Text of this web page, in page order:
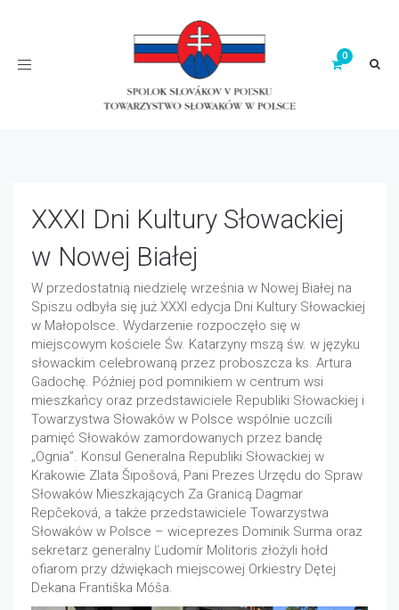
Toggle
XXXI Dni Kultury Słowackiej
w Nowej Białej
W przedostatnią niedzielę września w Nowej Białej na
Spiszu odbyła się już XXXI edycja Dni Kultury Słowackiej
w Małopolsce. Wydarzenie rozpoczęło się w
miejscowym kościele Św. Katarzyny mszą św. w języku
słowackim celebrowaną przez proboszcza ks. Artura
Gadochę. Później pod pomnikiem w centrum wsi
mieszkańcy oraz przedstawiciele Republiki Słowackiej i
Towarzystwa Słowaków w Polsce wspólnie uczcili
pamięć Słowaków zamordowanych przez bandę
„Ognia”. Konsul Generalna Republiki Słowackiej w
Krakowie Zlata Šipošová, Pani Prezes Urzędu do Spraw
Słowaków Mieszkających Za Granicą Dagmar
Repčeková, a także przedstawiciele Towarzystwa
Słowaków w Polsce – wiceprezes Dominik Surma oraz
sekretarz generalny Ľudomír Molitoris złożyli hołd
ofiarom przy dźwiękach miejscowej Orkiestry Dętej
Dekana Františka Móša.